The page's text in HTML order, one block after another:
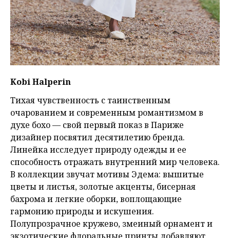
Kobi Halperin
Тихая чувственность с таинственным
очарованием и современным романтизмом в
духе бохо — свой первый показ в Париже
дизайнер посвятил десятилетию бренда.
Линейка исследует природу одежды и ее
способность отражать внутренний мир человека.
В коллекции звучат мотивы Эдема: вышитые
цветы и листья, золотые акценты, бисерная
бахрома и легкие оборки, воплощающие
гармонию природы и искушения.
Полупрозрачное кружево, змеиный орнамент и